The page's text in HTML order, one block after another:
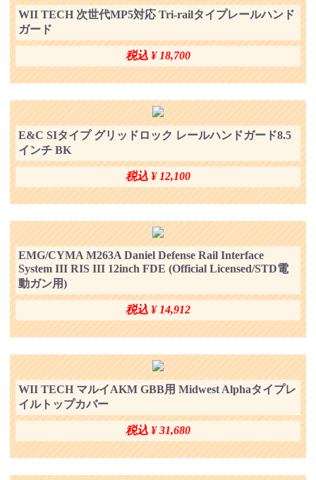
WII TECH 次世代MP5対応 Tri-railタイプレールハンド
ガード
税込 ¥ 18,700
E&C SIタイプ グリッドロック レールハンドガード8.5
インチ BK
税込 ¥ 12,100
EMG/CYMA M263A Daniel Defense Rail Interface
System III RIS III 12inch FDE (Official Licensed/STD電
動ガン用)
税込 ¥ 14,912
WII TECH マルイAKM GBB用 Midwest Alphaタイプレ
イルトップカバー
税込 ¥ 31,680